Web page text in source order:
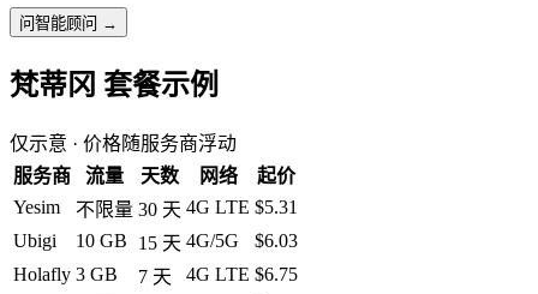
问智能顾问 →
梵蒂冈 套餐示例
仅示意 · 价格随服务商浮动
服务商
流量 天数 网络
起价
Yesim
不限量 30 天 4G LTE $5.31
Ubigi
10 GB 15 天 4G/5G
$6.03
Holafly 3 GB 7 天 4G LTE $6.75